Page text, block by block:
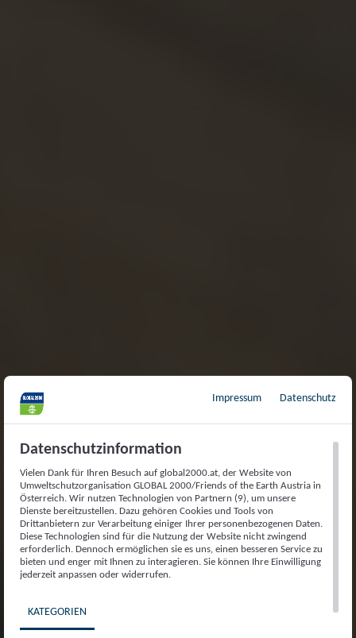
Impressum Datenschutz
Datenschutzinformation
Vielen Dank für Ihren Besuch auf global2000.at, der Website von
Umweltschutzorganisation GLOBAL 2000/Friends of the Earth Austria in
Österreich. Wir nutzen Technologien von Partnern (9), um unsere
Dienste bereitzustellen. Dazu gehören Cookies und Tools von
Drittanbietern zur Verarbeitung einiger Ihrer personenbezogenen Daten.
Diese Technologien sind für die Nutzung der Website nicht zwingend
erforderlich. Dennoch ermöglichen sie es uns, einen besseren Service zu
bieten und enger mit Ihnen zu interagieren. Sie können Ihre Einwilligung
jederzeit anpassen oder widerrufen.
KATEGORIEN